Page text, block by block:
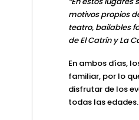
motivos propios
teatro, bailables
de El Catrín y La
En ambos días,
familiar, por lo
disfrutar de los
todas las edades.